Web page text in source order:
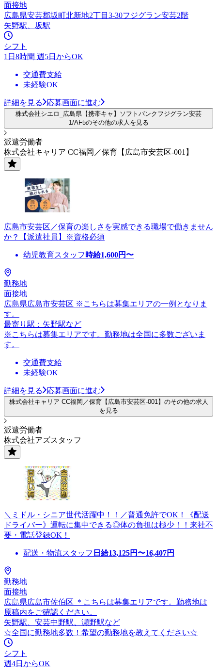
面接地
広島県安芸郡坂町北新地2丁目3-30フジグラン安芸2階
矢野駅、坂駅
シフト
1日8時間 週5日からOK
交通費支給
未経験OK
詳細を見る 応募画面に進む
株式会社シエロ_広島県【携帯キャ】ソフトバンクフジグラン安芸
1/AF5のその他の求人を見る
派遣労働者
株式会社キャリア CC福岡／保育【広島市安芸区-001】
広島市安芸区／保育の楽しさを実感できる職場で働きません
か？【派遣社員】※資格必須
幼児教育スタッフ 時給1,600円〜
勤務地
面接地
広島県広島市安芸区 ※こちらは募集エリアの一例となりま
す。
最寄り駅：矢野駅など
※こちらは募集エリアです。勤務地は全国に多数ございま
す。
交通費支給
未経験OK
詳細を見る 応募画面に進む
株式会社キャリア CC福岡／保育【広島市安芸区-001】のその他の求人
を見る
派遣労働者
株式会社アズスタッフ
＼ミドル・シニア世代活躍中！！／普通免許でOK！《配送
ドライバー》運転に集中できる◎体の負担は極少！！来社不
要・電話登録OK！
配送・物流スタッフ 日給13,125円〜16,407円
勤務地
面接地
広島県広島市佐伯区 ＊こちらは募集エリアです。勤務地は
原稿内をご確認ください。
矢野駅、安芸中野駅、瀬野駅など
☆全国に勤務地多数！希望の勤務地を教えてください☆
シフト
週4日からOK